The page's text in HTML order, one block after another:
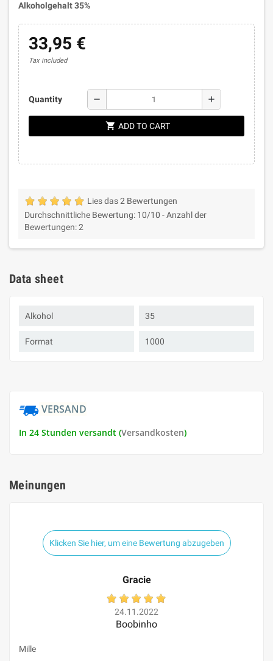
Alkoholgehalt 35%
33,95 €
Tax included
Quantity remove add
shopping_cart ADD TO CART
Lies das 2 Bewertungen
Durchschnittliche Bewertung: 10/10 -Anzahl der
Bewertungen:2
Data sheet
Alkohol 35
Format 1000
VERSAND
In 24 Stunden versandt (Versandkosten)
Meinungen
Klicken Sie hier, um eine Bewertung abzugeben
Gracie
24.11.2022
Boobinho
Mille